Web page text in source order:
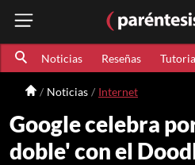
Noticias Reseñas
Noticias Internet
Google celebra
doble' con el